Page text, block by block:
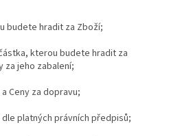
budete hradit za Zboží;
kterou budete hradit za
za jeho zabalení;
Ceny za dopravu;
platných právních předpisů;